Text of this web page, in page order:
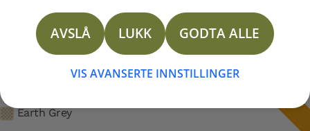
AVSLÅ LUKK GODTA ALLE
VIS AVANSERTE INNSTILLINGER
Terskel Earth Grey Eik 93 x 830 mm
Earth Grey